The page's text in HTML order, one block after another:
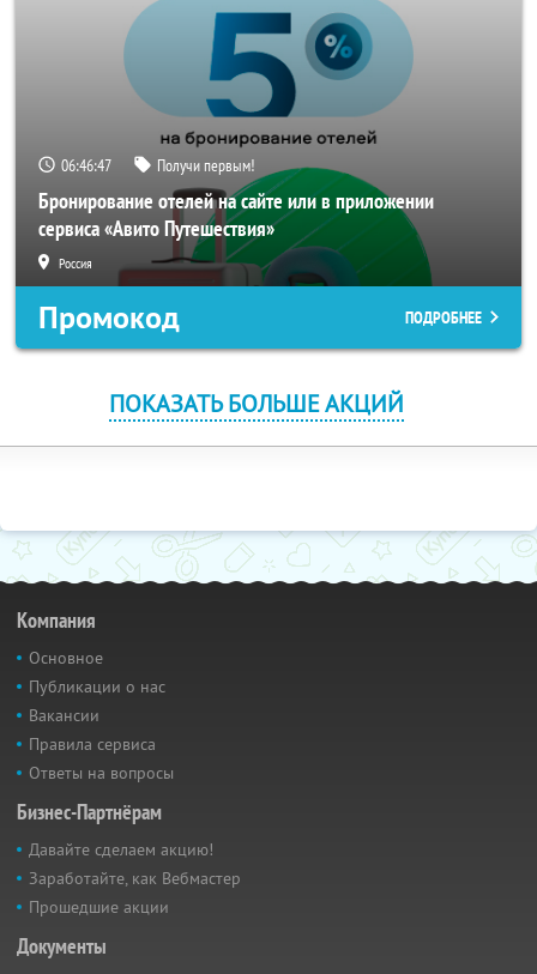
06:46:46 Получи первым!
Бронирование отелей на сайте или в приложении
сервиса «Авито Путешествия»
Россия
Промокод ПОДРОБНЕЕ
ПОКАЗАТЬ БОЛЬШЕ АКЦИЙ
Компания
Основное
Публикации о нас
Вакансии
Правила сервиса
Ответы на вопросы
Бизнес-Партнёрам
Давайте сделаем акцию!
Заработайте, как Вебмастер
Прошедшие акции
Документы